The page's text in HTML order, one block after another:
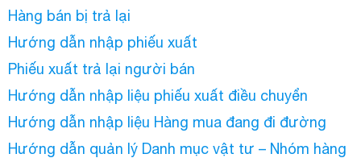
Hàng bán bị trả lại
Hướng dẫn nhập phiếu xuất
Phiếu xuất trả lại người bán
Hướng dẫn nhập liệu phiếu xuất điều chuyển
Hướng dẫn nhập liệu Hàng mua đang đi đường
Hướng dẫn quản lý Danh mục vật tư – Nhóm hàng